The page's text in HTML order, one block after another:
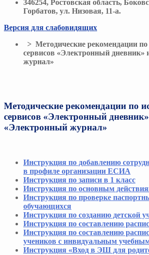
346254, Ростовская область,
Горбатов, ул. Низовая, 11-а.
Версия для слабовидящих
> Методические рекомендации
сервисов «Электронный
журнал»
Методические рекомендации по
сервисов «Электронный
«Электронный журнал»
Инструкция по добавлению
в профиле организации ЕСИА
Инструкция по записи в 1 класс
Инструкция по основным
Инструкция по проверке
обучающихся
Инструкция по созданию детской
Инструкция по составлению
Инструкция по составлению
учеников с инвидуальным
Инструкция «Вход в ЭШ для